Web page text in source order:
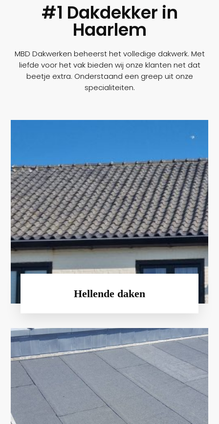
#1 Dakdekker in
Haarlem
MBD Dakwerken beheerst het volledige dakwerk. Met
liefde voor het vak bieden wij onze klanten net dat
beetje extra. Onderstaand een greep uit onze
specialiteiten.
Wij werken altijd met de beste materialen.
Voor hellende daken wordt er veel met
dakpannen, shingles en zink gewerkt. Ook
maken wij felsdaken.
Hellende daken
Voor het renoveren en bij nieuwbouw van
platte daken werkt MBD Dakwerken met
bitumen. Hierdoor is uw dak waterdicht.